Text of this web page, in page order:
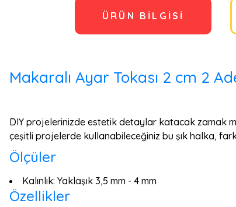
ÜRÜN BILGISI
Makaralı Ayar Tokası 2 cm 2
DIY projelerinizde estetik detaylar katacak zamak
çeşitli projelerde kullanabileceğiniz bu şık halka,
Ölçüler
Kalınlık: Yaklaşık 3,5 mm - 4 mm
Özellikler